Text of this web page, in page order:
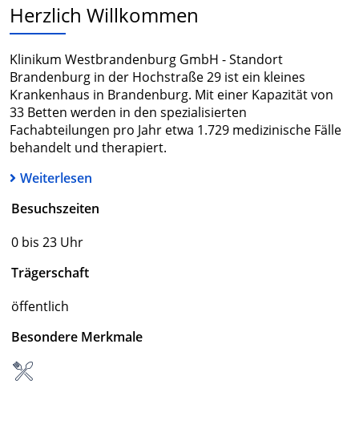
Herzlich Willkommen
Klinikum Westbrandenburg GmbH - Standort
Brandenburg in der Hochstraße 29 ist ein kleines
Krankenhaus in Brandenburg. Mit einer Kapazität von
33 Betten werden in den spezialisierten
Fachabteilungen pro Jahr etwa 1.729 medizinische Fälle
behandelt und therapiert.
Weiterlesen
Besuchszeiten
0 bis 23 Uhr
Trägerschaft
öffentlich
Besondere Merkmale